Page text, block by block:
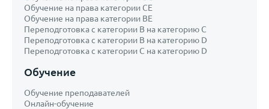
Обучение на права категории CE
Обучение на права категории ВЕ
Переподготовка с категории В на категорию С
Переподготовка с категории B на категорию D
Переподготовка с категории С на категорию D
Обучение
Обучение преподавателей
Онлайн-обучение